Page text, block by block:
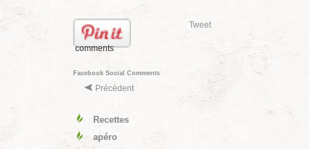
Tweet
comments
Facebook Social Comments
Précédent
Recettes
apéro